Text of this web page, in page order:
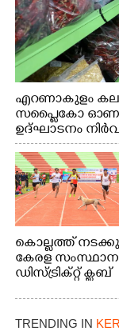
എറണാകുളം കലൂർ
സപ്ളൈകോ ഓണം
ഉദ്ഘാടനം
വി.ഡി. സതീശൻ.
കൊല്ലത്ത്
കേരള സംസ്ഥാന
ഡിസ്ട്രിക്റ്റ് ക്ലബ്
20
TRENDING IN